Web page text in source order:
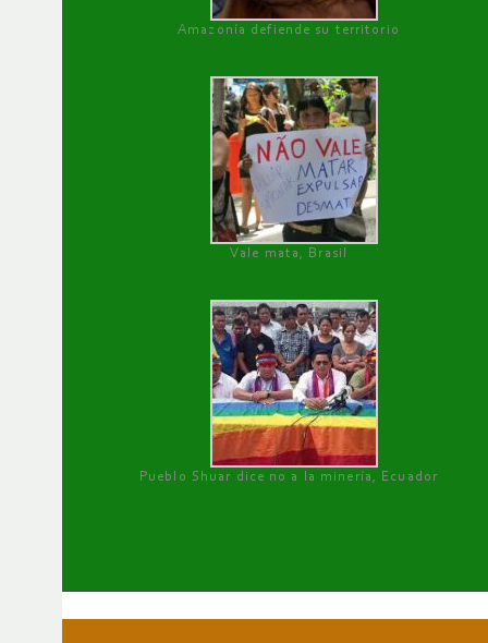
Amazonía defiende su territorio
Vale mata, Brasil
Pueblo Shuar dice no a la minería, Ecuador